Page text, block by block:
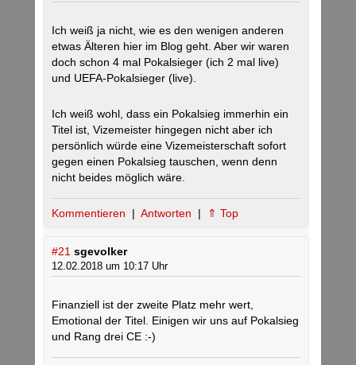
Ich weiß ja nicht, wie es den wenigen anderen
etwas Älteren hier im Blog geht. Aber wir waren
doch schon 4 mal Pokalsieger (ich 2 mal live)
und UEFA-Pokalsieger (live).
Ich weiß wohl, dass ein Pokalsieg immerhin ein
Titel ist, Vizemeister hingegen nicht aber ich
persönlich würde eine Vizemeisterschaft sofort
gegen einen Pokalsieg tauschen, wenn denn
nicht beides möglich wäre.
Kommentieren | Antworten | ⇑ Top
#21 sgevolker
12.02.2018 um 10:17 Uhr
Finanziell ist der zweite Platz mehr wert,
Emotional der Titel. Einigen wir uns auf Pokalsieg
und Rang drei CE :-)